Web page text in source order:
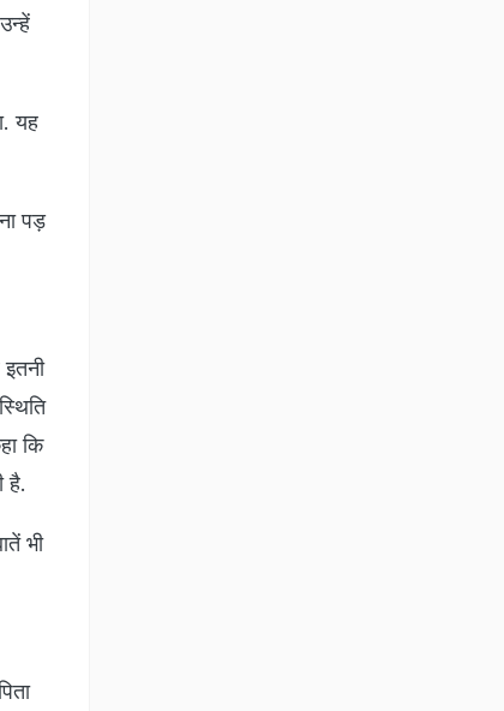
यह
पड़
कि
है.
भी